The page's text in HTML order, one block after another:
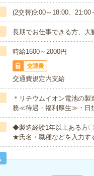
(2交替)9:00～18:00、21:00
長期でお仕事できる方、大
時給1600～2000円
交通費
交通費規定内支給
＊リチウムイオン電池の
務≪待遇・福利厚生≫・日
◆製造経験1年以上ある方
★氏名・職種などを入力